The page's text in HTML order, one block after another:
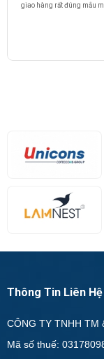
giao hàng rất đúng mẫu
Thông Tin Liên Hệ
CÔNG TY TNHH TM
Mã số thuế: